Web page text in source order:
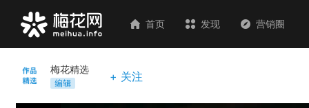
首页 发现 营销圈
梅花精选
+ 关注